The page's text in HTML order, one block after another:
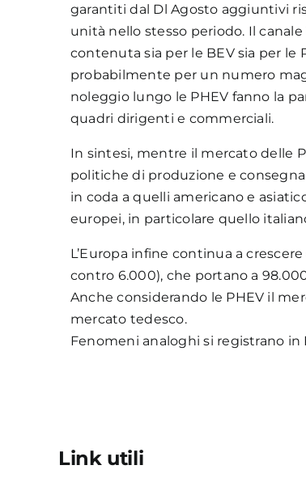
garantiti dal Dl Agosto aggiuntivi
unità nello stesso periodo. Il
contenuta sia per le BEV sia per le
probabilmente per un numero
noleggio lungo le PHEV fanno la
quadri dirigenti e commerciali.
In sintesi, mentre il mercato delle
politiche di produzione e
in coda a quelli americano e
europei, in particolare quello
L’Europa infine continua a
contro 6.000), che portano a
Anche considerando le PHEV il
mercato tedesco.
Fenomeni analoghi si registrano in
Link utili